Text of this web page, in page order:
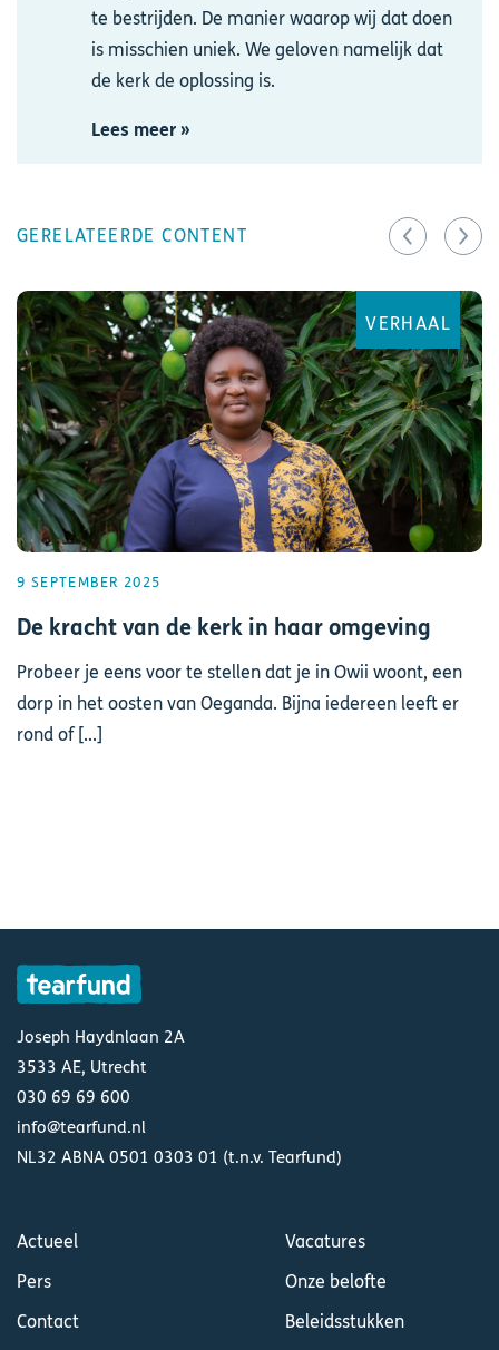
te bestrijden. De manier waarop wij dat doen
is misschien uniek. We geloven namelijk dat
de kerk de oplossing is.
Lees meer »
GERELATEERDE CONTENT
VERHAAL
9 SEPTEMBER 2025
De kracht van de kerk in haar omgeving
Probeer je eens voor te stellen dat je in Owii woont, een
dorp in het oosten van Oeganda. Bijna iedereen leeft er
rond of [...]
Joseph Haydnlaan 2A
3533 AE, Utrecht
030 69 69 600
info@tearfund.nl
NL32 ABNA 0501 0303 01 (t.n.v. Tearfund)
Actueel
Pers
Contact
Vacatures
Onze belofte
Beleidsstukken